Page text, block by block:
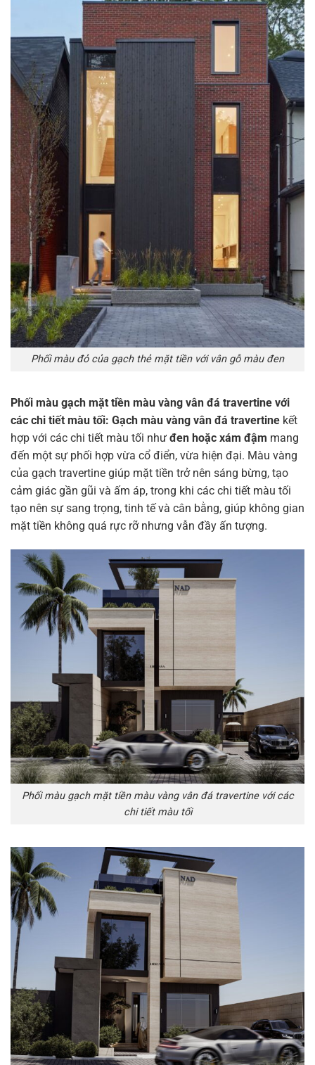
Phối màu đỏ của gạch thẻ mặt tiền với vân gỗ màu đen
Phối màu gạch mặt tiền màu vàng vân đá travertine với
các chi tiết màu tối: Gạch màu vàng vân đá travertine kết
hợp với các chi tiết màu tối như đen hoặc xám đậm mang
đến một sự phối hợp vừa cổ điển, vừa hiện đại. Màu vàng
của gạch travertine giúp mặt tiền trở nên sáng bừng, tạo
cảm giác gần gũi và ấm áp, trong khi các chi tiết màu tối
tạo nên sự sang trọng, tinh tế và cân bằng, giúp không gian
mặt tiền không quá rực rỡ nhưng vẫn đầy ấn tượng.
Phối màu gạch mặt tiền màu vàng vân đá travertine với các
chi tiết màu tối